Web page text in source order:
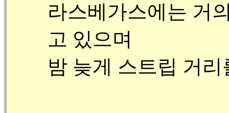
라스베가스에는 거
고 있으며
밤 늦게 스트립 거